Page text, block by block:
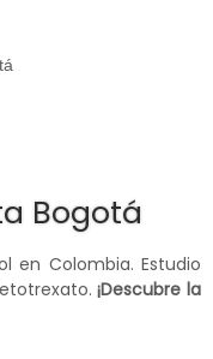
Bogotá
en Colombia. Estudio
¡Descubre la